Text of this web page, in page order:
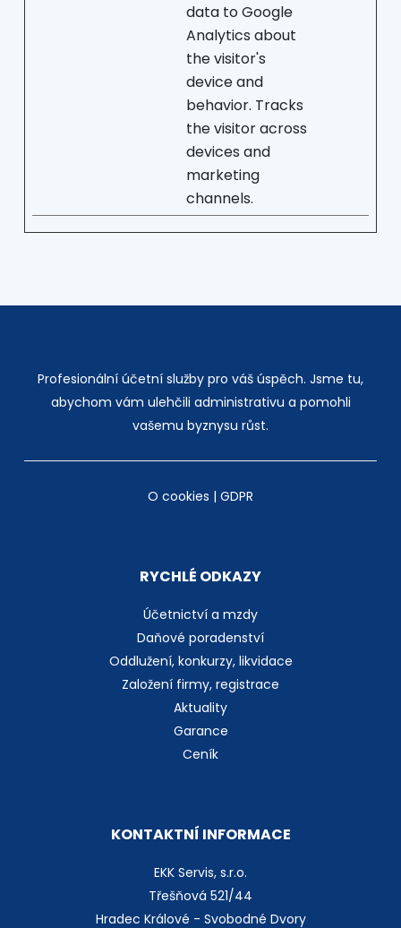
data to Google
Analytics about
the visitor's
device and
behavior. Tracks
the visitor across
devices and
marketing
channels.
Profesionální účetní služby pro váš úspěch. Jsme tu,
abychom vám ulehčili administrativu a pomohli
vašemu byznysu růst.
O cookies | GDPR
RYCHLÉ ODKAZY
Účetnictví a mzdy
Daňové poradenství
Oddlužení, konkurzy, likvidace
Založení firmy, registrace
Aktuality
Garance
Ceník
KONTAKTNÍ INFORMACE
EKK Servis, s.r.o.
Třešňová 521/44
Hradec Králové - Svobodné Dvory